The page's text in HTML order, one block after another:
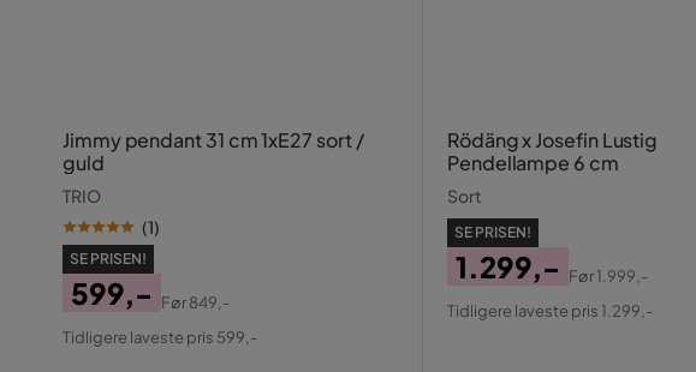
Jimmy pendant 31 cm 1xE27 sort /
guld
TRIO
(1)
SE PRISEN!
Pris
599,-
Original
Før849,-
Tidligere laveste pris 599,-
Rödäng x Josefin Lustig
Pendellampe 6 cm
Sort
SE PRISEN!
Pris
1.299,-
Original
Før1.999,-
Tidligere laveste pris 1.299,-